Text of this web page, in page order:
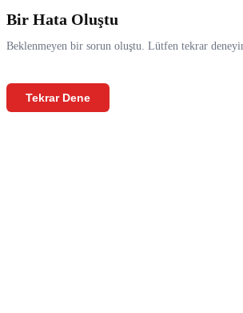
Bir Hata Oluştu
Beklenmeyen bir sorun oluştu. Lütfen tekrar
Tekrar Dene